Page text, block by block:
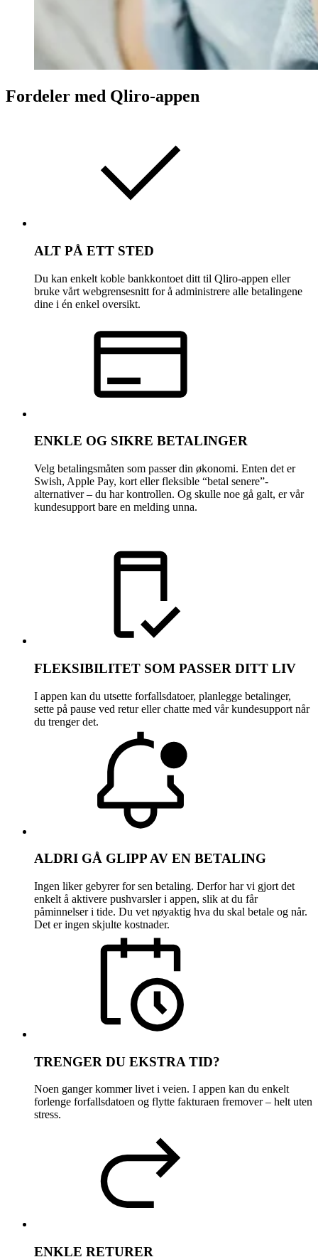
Fordeler med Qliro-appen
ALT PÅ ETT STED
Du kan enkelt koble bankkontoet ditt til Qliro-appen eller
bruke vårt webgrensesnitt for å administrere alle betalingene
dine i én enkel oversikt.
ENKLE OG SIKRE BETALINGER
Velg betalingsmåten som passer din økonomi. Enten det er
Swish, Apple Pay, kort eller fleksible “betal senere”-
alternativer – du har kontrollen. Og skulle noe gå galt, er vår
kundesupport bare en melding unna.
FLEKSIBILITET SOM PASSER DITT LIV
I appen kan du utsette forfallsdatoer, planlegge betalinger,
sette på pause ved retur eller chatte med vår kundesupport når
du trenger det.
ALDRI GÅ GLIPP AV EN BETALING
Ingen liker gebyrer for sen betaling. Derfor har vi gjort det
enkelt å aktivere pushvarsler i appen, slik at du får
påminnelser i tide. Du vet nøyaktig hva du skal betale og når.
Det er ingen skjulte kostnader.
TRENGER DU EKSTRA TID?
Noen ganger kommer livet i veien. I appen kan du enkelt
forlenge forfallsdatoen og flytte fakturaen fremover – helt uten
stress.
ENKLE RETURER